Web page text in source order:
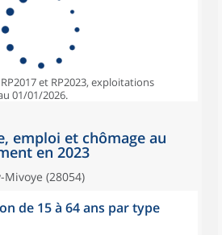
et RP2023, exploitations
01/01/2026.
emploi et chômage au
en 2023
(28054)
de 15 à 64 ans par type